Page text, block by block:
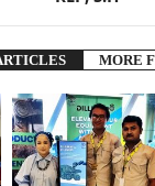
MORE